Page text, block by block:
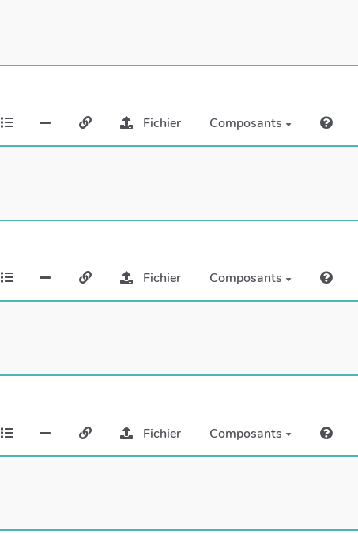
Fichier Composants
Fichier Composants
Fichier Composants